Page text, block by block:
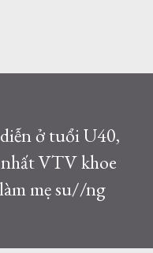
ở tuổi U40,
VTV khoe
mẹ su//ng